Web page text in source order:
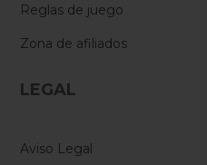
Reglas de juego
Zona de afiliados
LEGAL
Aviso Legal